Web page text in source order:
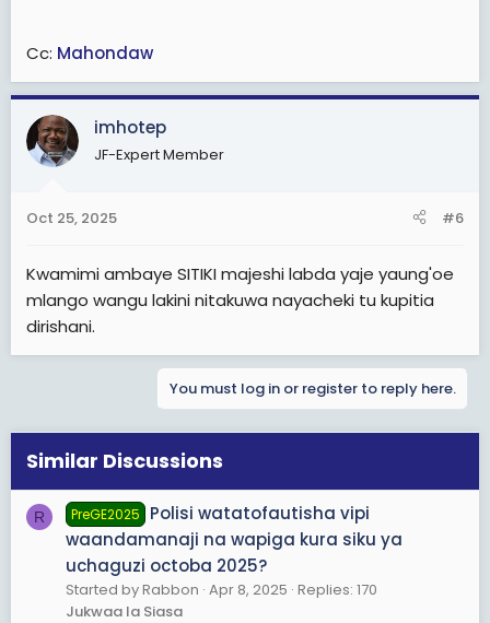
(Majeshi) na kwambaa, ikitokea hawa waandamanaji
wakajitokeza, wataweza kumtambua mtu mwema na
muovu? Au tutapigwa wote bila kujali mimi nilienda
kupiga kura?
Cc: Mahondaw
imhotep
JF-Expert Member
Oct 25, 2025 #6
Kwamimi ambaye SITIKI majeshi labda yaje yaung'oe
mlango wangu lakini nitakuwa nayacheki tu kupitia
dirishani.
You must log in or register to reply here.
Similar Discussions
R PreGE2025
Polisi watatofautisha vipi
waandamanaji na wapiga kura siku ya
uchaguzi octoba 2025?
Started by Rabbon Apr 8, 2025 Replies: 170
Jukwaa la Siasa